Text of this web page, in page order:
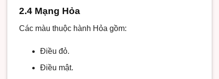
2.4 Mạng Hỏa
Các màu thuộc hành Hỏa gồm:
Điều đỏ.
Điều mật.